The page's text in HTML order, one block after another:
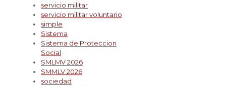
servicio militar
servicio militar voluntario
simple
Sistema
Sistema de Proteccion
Social
SMLMV 2026
SMMLV 2026
sociedad